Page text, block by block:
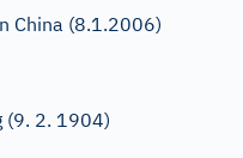
China (8.1.2006)
(9. 2. 1904)